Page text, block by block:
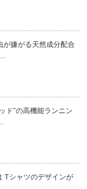
が嫌がる天然成分配合
ド”の高機能ランニン
Tシャツのデザインが